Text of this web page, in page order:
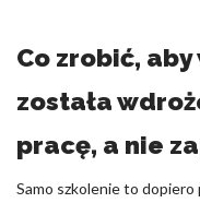
Co zrobić,
została
pracę, a nie
Samo szkolenie to